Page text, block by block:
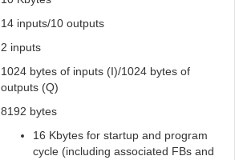
14 inputs/10 outputs
2 inputs
1024 bytes of inputs (I)/1024 bytes of
outputs (Q)
8192 bytes
16 Kbytes for startup and program
cycle (including associated FBs and